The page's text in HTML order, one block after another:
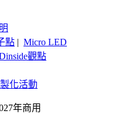
點 | Micro LED
觀點
化活動
年商用